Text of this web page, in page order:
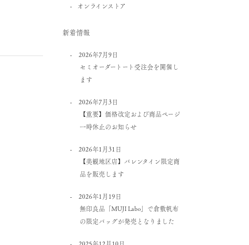
オンラインストア
新着情報
2026年7月9日
セミオーダートート受注会を開催し
ます
2026年7月3日
【重要】価格改定および商品ページ
一時休止のお知らせ
2026年1月31日
【美観地区店】バレンタイン限定商
品を販売します
2026年1月19日
無印良品「MUJI Labo」で倉敷帆布
の限定バッグが発売となりました